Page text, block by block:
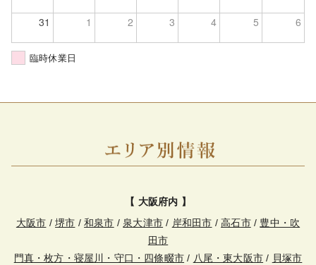
31 1 2 3 4 5 6
臨時休業日
【 大阪府内 】
大阪市 /堺市 /和泉市 / 泉大津市 / 岸和田市 /高石市/ 豊中・吹
田市
門真・枚方・寝屋川・守口・四條畷市 / 八尾・東大阪市 / 貝塚市